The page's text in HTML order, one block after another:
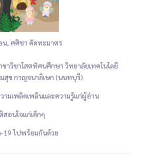
, ศศิชา คัดทะมาตร
ขาวิชาโสตทัศนศึกษา วิทยาลัยเทคโนโลยี
สุข กาญจนาภิเษก (นนทบุรี)
ามเพลิดเพลินและความรู้แก่ผู้อ่าน
อนใจแก่เด็กๆ
-19 ไปพร้อมกันด้วย